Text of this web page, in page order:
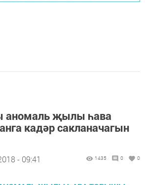
аномаль җылы һава
кадәр сакланачагын
- 09:41 1435 0 0